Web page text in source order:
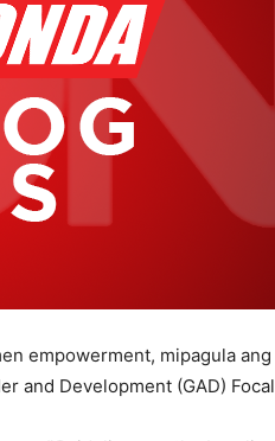
empowerment, mipagula
and Development (GAD)